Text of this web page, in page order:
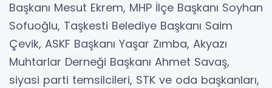
Başkanı Mesut Ekrem, MHP İlçe Başkanı Soyhan
Sofuoğlu, Taşkesti Belediye Başkanı Saim
Çevik, ASKF Başkanı Yaşar Zımba, Akyazı
Muhtarlar Derneği Başkanı Ahmet Savaş,
siyasi parti temsilcileri, STK ve oda başkanları,